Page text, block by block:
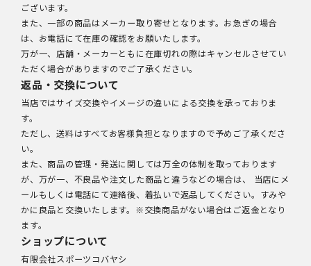
ございます。
また、一部の商品はメーカー取り寄せとなります。お急ぎの場合
は、お電話にて在庫の確認をお願いたします。
万が一、店舗・メーカーともに在庫切れの際はキャンセルさせてい
ただく場合がありますのでご了承ください。
返品・交換について
当店ではサイズ交換やイメージの違いによる交換を承っておりま
す。
ただし、送料はすべてお客様負担となりますので予めご了承くださ
い。
また、商品の管理・発送に関しては万全の体制を取っております
が、万が一、不良品や注文した商品と違うなどの場合は、 当店にメ
ールもしくは電話にて連絡後、着払いで返品してください。すみや
かに良品と交換いたします。※交換商品がない場合はご返金となり
ます。
ショップについて
有限会社スポーツコバヤシ